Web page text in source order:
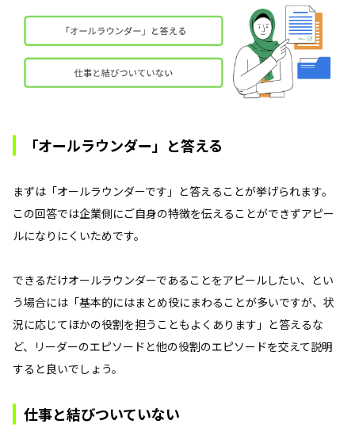
「オールラウンダー」と答える
まずは「オールラウンダーです」と答えることが挙げられます。
この回答では企業側にご自身の特徴を伝えることができずアピー
ルになりにくいためです。
できるだけオールラウンダーであることをアピールしたい、とい
う場合には「基本的にはまとめ役にまわることが多いですが、状
況に応じてほかの役割を担うこともよくあります」と答えるな
ど、リーダーのエピソードと他の役割のエピソードを交えて説明
すると良いでしょう。
仕事と結びついていない